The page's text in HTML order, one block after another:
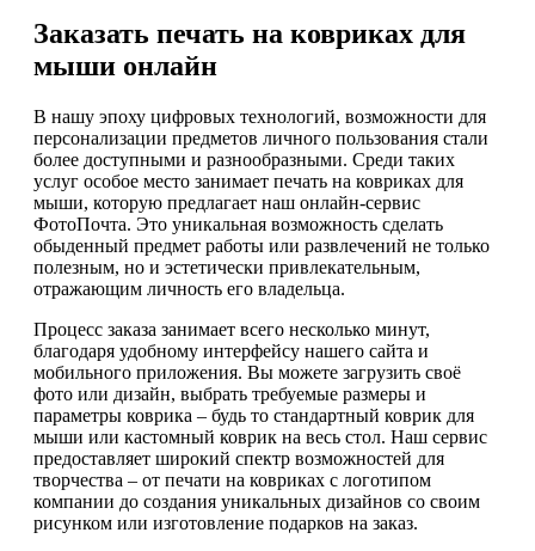
Заказать печать на ковриках для
мыши онлайн
В нашу эпоху цифровых технологий, возможности для
персонализации предметов личного пользования стали
более доступными и разнообразными. Среди таких
услуг особое место занимает печать на ковриках для
мыши, которую предлагает наш онлайн-сервис
ФотоПочта. Это уникальная возможность сделать
обыденный предмет работы или развлечений не только
полезным, но и эстетически привлекательным,
отражающим личность его владельца.
Процесс заказа занимает всего несколько минут,
благодаря удобному интерфейсу нашего сайта и
мобильного приложения. Вы можете загрузить своё
фото или дизайн, выбрать требуемые размеры и
параметры коврика – будь то стандартный коврик для
мыши или кастомный коврик на весь стол. Наш сервис
предоставляет широкий спектр возможностей для
творчества – от печати на ковриках с логотипом
компании до создания уникальных дизайнов со своим
рисунком или изготовление подарков на заказ.